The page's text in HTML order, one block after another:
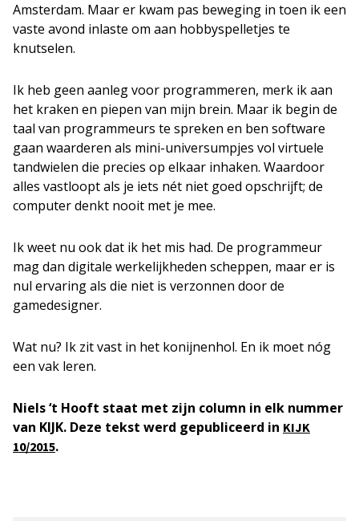
Amsterdam. Maar er kwam pas beweging in toen ik een
vaste avond inlaste om aan hobbyspelletjes te
knutselen.
Ik heb geen aanleg voor programmeren, merk ik aan
het kraken en piepen van mijn brein. Maar ik begin de
taal van programmeurs te spreken en ben software
gaan waarderen als mini-universumpjes vol virtuele
tandwielen die precies op elkaar inhaken. Waardoor
alles vastloopt als je iets nét niet goed opschrijft; de
computer denkt nooit met je mee.
Ik weet nu ook dat ik het mis had. De programmeur
mag dan digitale werkelijkheden scheppen, maar er is
nul ervaring als die niet is verzonnen door de
gamedesigner.
Wat nu? Ik zit vast in het konijnenhol. En ik moet nóg
een vak leren.
Niels ‘t Hooft staat met zijn column in elk nummer
van KIJK. Deze tekst werd gepubliceerd in KIJK
10/2015.